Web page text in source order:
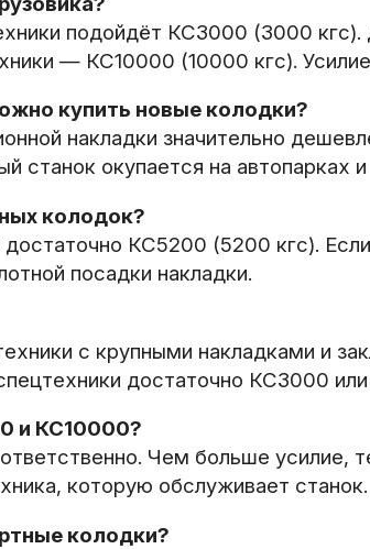
подойдёт КС3000 (3000
— КС10000 (10000 кгс).
купить новые колодки?
накладки значительно
станок окупается на
колодок?
КС5200 (5200 кгс).
посадки накладки.
с крупными накладками и
достаточно КС3000
и КС10000?
Чем больше усилие,
которую обслуживает станок.
колодки?